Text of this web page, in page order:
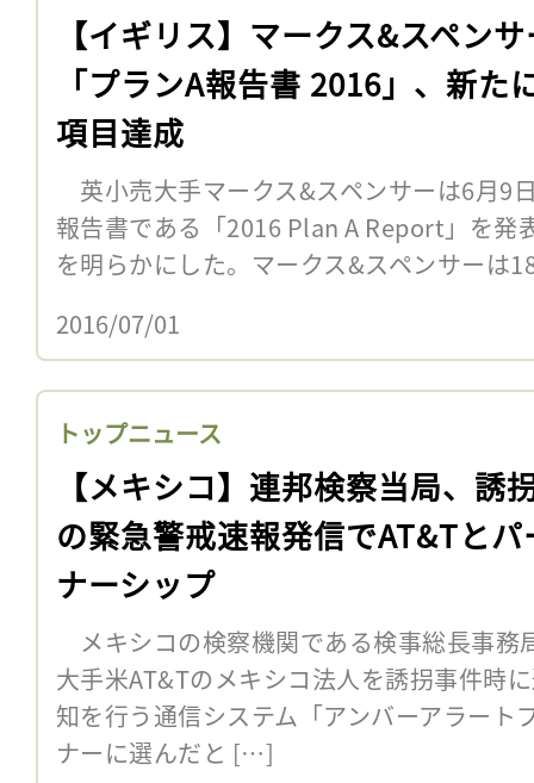
【イギリス】マークス&スペン
「プランA報告書 2016」、新た
項目達成
英小売大手マークス&スペンサーは6月9
報告書である「2016 Plan A Report」を発
を明らかにした。マークス&スペンサーは
2016/07/01
トップニュース
【メキシコ】連邦検察当局、誘
の緊急警戒速報発信でAT&Tとパ
ナーシップ
メキシコの検察機関である検事総長事務
大手米AT&Tのメキシコ法人を誘拐事件時
知を行う通信システム「アンバーアラート
ナーに選んだと […]